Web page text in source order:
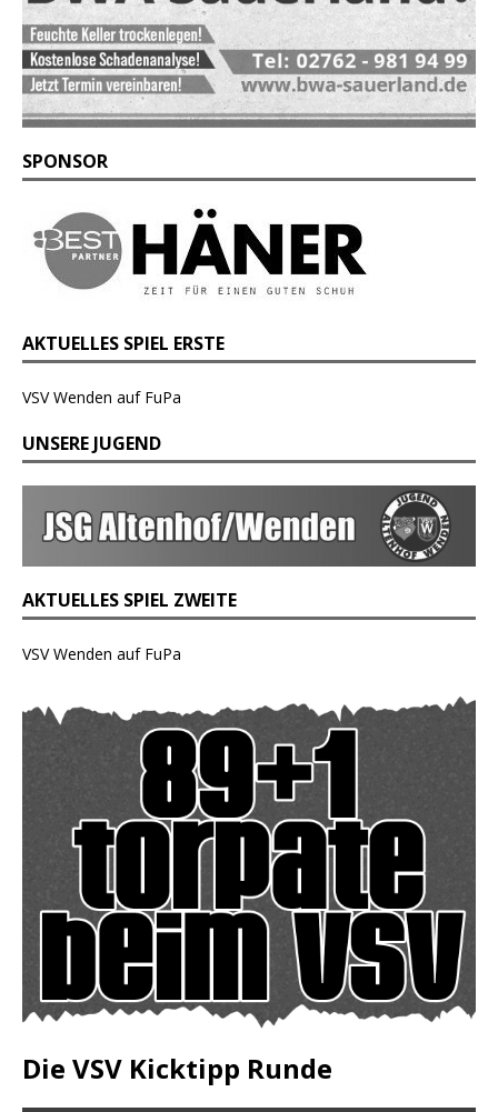
SPONSOR
AKTUELLES SPIEL ERSTE
VSV Wenden auf FuPa
UNSERE JUGEND
AKTUELLES SPIEL ZWEITE
VSV Wenden auf FuPa
Die VSV Kicktipp Runde